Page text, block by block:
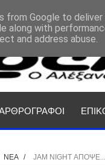
ΝΕΑ / JAM NIGHT ΑΠΟΨΕ...
from Google to
along with
and address abuse.